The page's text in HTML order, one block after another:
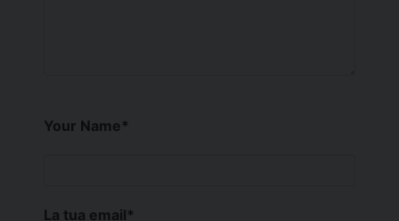
Your Name*
La tua email*